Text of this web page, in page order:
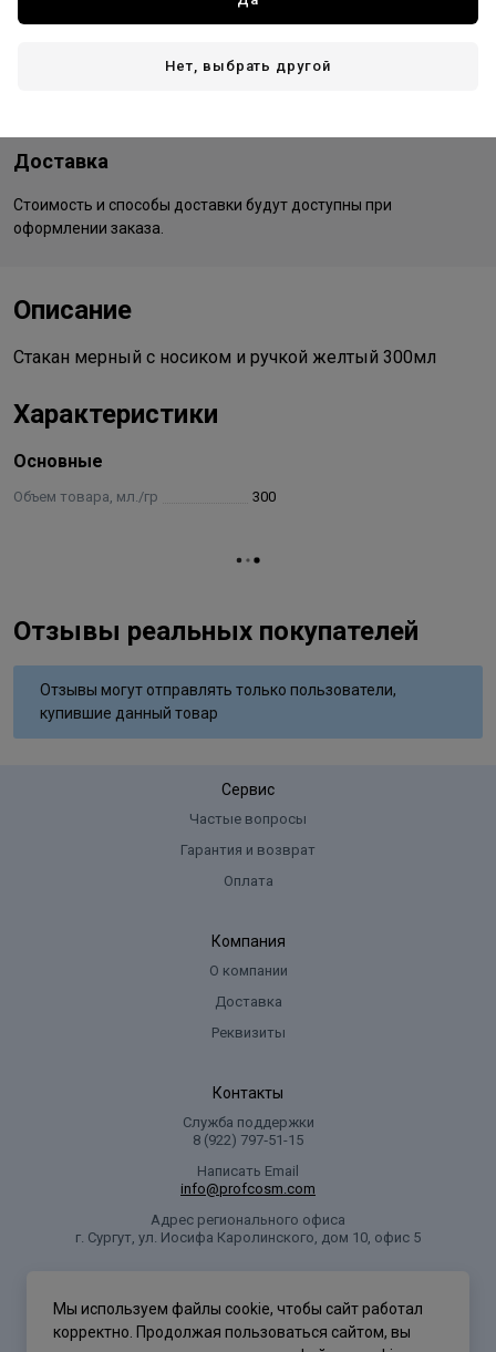
Доставка
Стоимость и способы доставки будут доступны при
оформлении заказа.
Описание
Стакан мерный с носиком и ручкой желтый 300мл
Характеристики
Основные
Объем товара, мл./гр 300
Отзывы реальных покупателей
Отзывы могут отправлять только пользователи,
купившие данный товар
Сервис
Частые вопросы
Гарантия и возврат
Оплата
Компания
О компании
Доставка
Реквизиты
Контакты
Служба поддержки
8 (922) 797‑51-15
Написать Email
info@profcosm.com
Адрес регионального офиса
г. Сургут, ул. Иосифа Каролинского, дом 10, офис 5
Нет, выбрать другой
Мы используем файлы cookie, чтобы сайт работал
корректно. Продолжая пользоваться сайтом, вы